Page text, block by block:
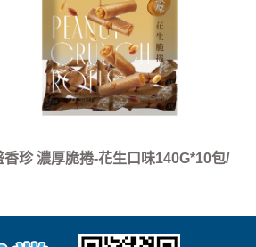
香珍 濃厚脆捲-花生口味140G*10包/